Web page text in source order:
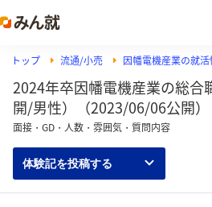
トップ 流通/小売 因幡電機産業の就活
2024年卒因幡電機産業の総合
開/男性）（2023/06/06公開）
面接・GD・人数・雰囲気・質問内容
体験記を投稿する